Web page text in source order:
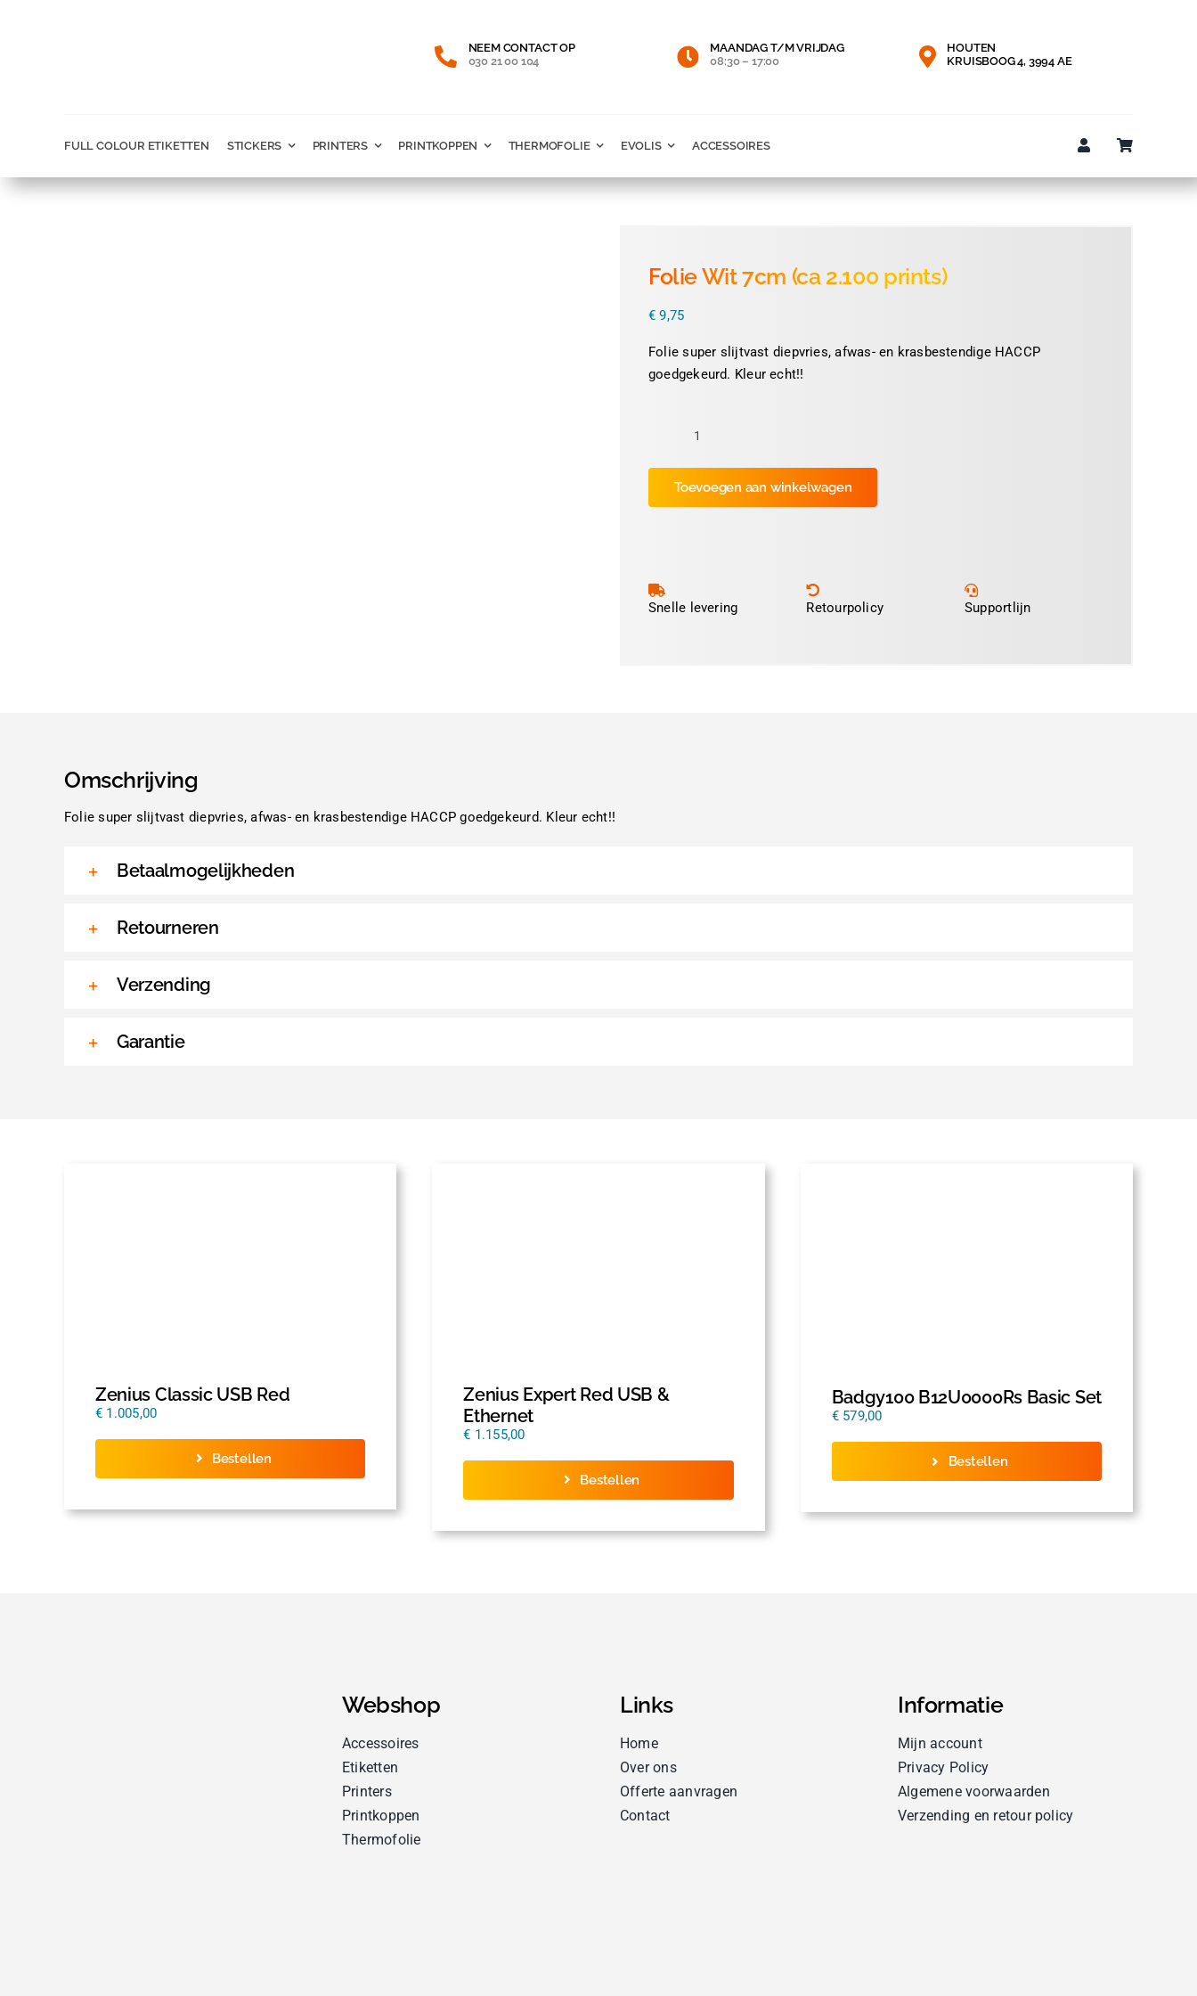
NEEM CONTACT OP
030 21 00 104
MAANDAG T/M VRIJDAG
08:30 – 17:00
HOUTEN
KRUISBOOG 4, 3994 AE
FULL COLOUR ETIKETTEN STICKERS PRINTERS PRINTKOPPEN THERMOFOLIE EVOLIS ACCESSOIRES
Folie Wit 7cm (ca 2.100 prints)
€ 9,75
Folie super slijtvast diepvries, afwas- en krasbestendige HACCP
goedgekeurd. Kleur echt!!
Folie
Wit
7cm
(ca
Toevoegen aan winkelwagen
Snelle levering Retourpolicy Supportlijn
Omschrijving
Folie super slijtvast diepvries, afwas- en krasbestendige HACCP goedgekeurd. Kleur echt!!
Betaalmogelijkheden
Retourneren
Verzending
Garantie
Zenius Classic USB Red
€ 1.005,00
Bestellen
Zenius Expert Red USB &
Ethernet
€ 1.155,00
Bestellen
Badgy100 B12U0000Rs Basic Set
€579,00
Bestellen
Webshop
Accessoires
Etiketten
Printers
Printkoppen
Thermofolie
Links
Home
Over ons
Offerte aanvragen
Contact
Informatie
Mijn account
Privacy Policy
Algemene voorwaarden
Verzending en retour policy